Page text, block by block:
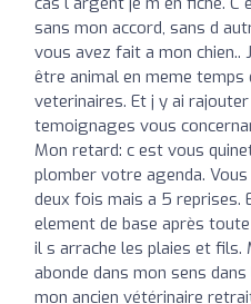
sans mon accord, sans d
vous avez fait a mon chien..
être animal en meme
veterinaires. Et j y ai
temoignages vous
Mon retard: c est vous
plomber votre agenda.
deux fois mais a 5
element de base après
il s arrache les plaies et
abonde dans mon sens
mon ancien vétérinaire